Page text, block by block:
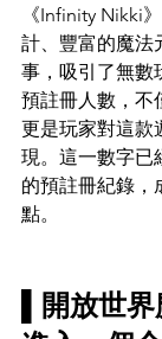
《Infinity Nikki
計、豐富的魔法
事，吸引了無數
預註冊人數，不
更是玩家對這款
現。這一數字已
的預註冊紀錄，
點。
▌開放世